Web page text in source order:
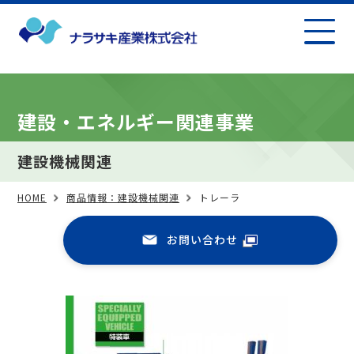
建設・エネルギー関連事業
建設機械関連
HOME 商品情報：建設機械関連 トレーラ
お問い合わせ